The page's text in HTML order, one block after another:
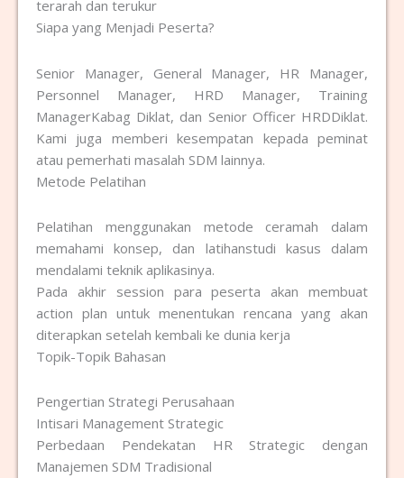
terarah dan terukur
Siapa yang Menjadi Peserta?
Senior Manager, General Manager, HR Manager,
Personnel Manager, HRD Manager, Training
ManagerKabag Diklat, dan Senior Officer HRDDiklat.
Kami juga memberi kesempatan kepada peminat
atau pemerhati masalah SDM lainnya.
Metode Pelatihan
Pelatihan menggunakan metode ceramah dalam
memahami konsep, dan latihanstudi kasus dalam
mendalami teknik aplikasinya.
Pada akhir session para peserta akan membuat
action plan untuk menentukan rencana yang akan
diterapkan setelah kembali ke dunia kerja
Topik-Topik Bahasan
Pengertian Strategi Perusahaan
Intisari Management Strategic
Perbedaan Pendekatan HR Strategic dengan
Manajemen SDM Tradisional